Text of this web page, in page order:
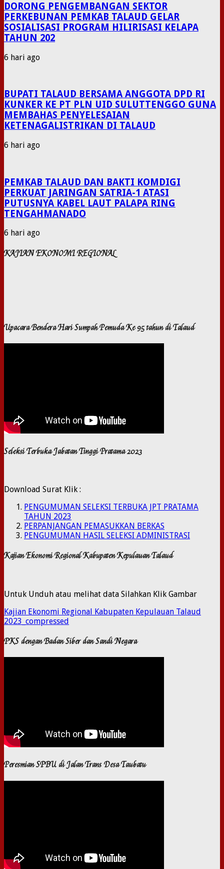
DORONG PENGEMBANGAN SEKTOR
PERKEBUNAN PEMKAB TALAUD GELAR
SOSIALISASI PROGRAM HILIRISASI KELAPA
TAHUN 202
6 hari ago
BUPATI TALAUD BERSAMA ANGGOTA DPD RI
KUNKER KE PT PLN UID SULUTTENGGO GUNA
MEMBAHAS PENYELESAIAN
KETENAGALISTRIKAN DI TALAUD
6 hari ago
PEMKAB TALAUD DAN BAKTI KOMDIGI
PERKUAT JARINGAN SATRIA-1 ATASI
PUTUSNYA KABEL LAUT PALAPA RING
TENGAHMANADO
6 hari ago
KAJIAN EKONOMI REGIONAL
Upacara Bendera Hari Sumpah Pemuda Ke 95 tahun di Talaud
Seleksi Terbuka Jabatan Tinggi Pratama 2023
Download Surat Klik :
PENGUMUMAN SELEKSI TERBUKA JPT PRATAMA
TAHUN 2023
PERPANJANGAN PEMASUKKAN BERKAS
PENGUMUMAN HASIL SELEKSI ADMINISTRASI
Kajian Ekonomi Regional Kabupaten Kepulauan Talaud
Untuk Unduh atau melihat data Silahkan Klik Gambar
Kajian Ekonomi Regional Kabupaten Kepulauan Talaud
2023_compressed
PKS dengan Badan Siber dan Sandi Negara
Peresmian SPBU di Jalan Trans Desa Taubatu